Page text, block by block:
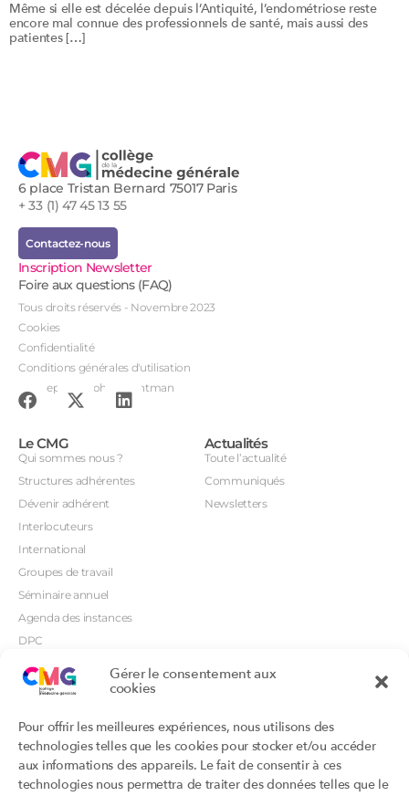
Gérer le consentement aux
cookies
Pour offrir les meilleures expériences, nous utilisons des
technologies telles que les cookies pour stocker et/ou accéder
aux informations des appareils. Le fait de consentir à ces
technologies nous permettra de traiter des données telles que le
Même si elle est décelée depuis l’Antiquité, l’endométriose reste
encore mal connue des professionnels de santé, mais aussi des
patientes […]
6 place Tristan Bernard 75017 Paris
+ 33 (1) 47 45 13 55
Contactez-nous
Inscription Newsletter
Foire aux questions (FAQ)
Tous droits réservés - Novembre 2023
Cookies
Confidentialité
Conditions générales d'utilisation
Conception : John Brightman
Le CMG
Qui sommes nous ?
Structures adhérentes
Dévenir adhérent
Interlocuteurs
International
Groupes de travail
Séminaire annuel
Agenda des instances
DPC
Orientations prioritaires
Actualités
Toute l’actualité
Communiqués
Newsletters
Productions
Productions du Collège
Productions des structures
adhérentes
Portails
Annuaire DU/DIU
Archimede.fr
Ebmfrance.net